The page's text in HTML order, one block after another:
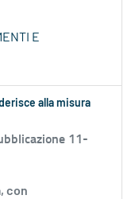
E
alla misura
11-
con